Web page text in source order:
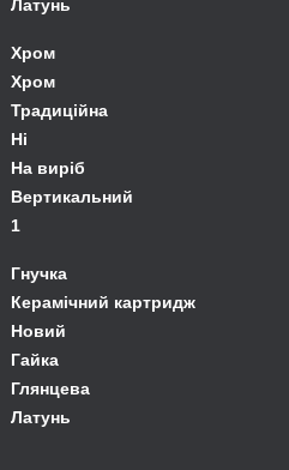
Латунь
Хром
Хром
Традиційна
Ні
На виріб
Вертикальний
1
Гнучка
Керамічний картридж
Новий
Гайка
Глянцева
Латунь